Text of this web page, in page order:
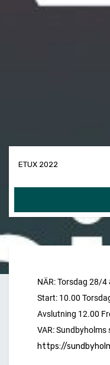
ETUX 2022
NÄR: Torsdag 28/
Start: 10.00
Avslutning 12.00
VAR: Sundbyholms
https://